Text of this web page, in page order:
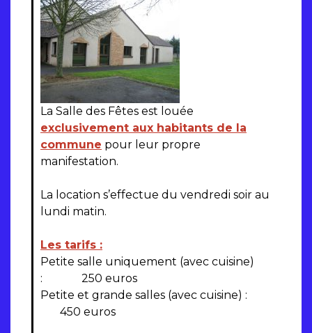
La Salle des Fêtes est louée
exclusivement aux habitants de la
commune pour leur propre
manifestation.
La location s’effectue du vendredi soir au
lundi matin.
Les tarifs :
Petite salle uniquement (avec cuisine)
: 250 euros
Petite et grande salles (avec cuisine) :
450 euros